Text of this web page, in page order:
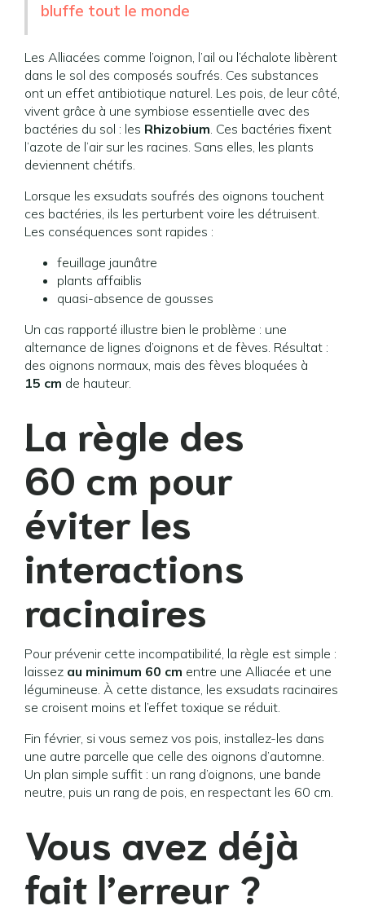
bluffe tout le monde
Les Alliacées comme l’oignon, l’ail ou l’échalote libèrent
dans le sol des composés soufrés. Ces substances
ont un effet antibiotique naturel. Les pois, de leur côté,
vivent grâce à une symbiose essentielle avec des
bactéries du sol : les Rhizobium. Ces bactéries fixent
l’azote de l’air sur les racines. Sans elles, les plants
deviennent chétifs.
Lorsque les exsudats soufrés des oignons touchent
ces bactéries, ils les perturbent voire les détruisent.
Les conséquences sont rapides :
feuillage jaunâtre
plants affaiblis
quasi-absence de gousses
Un cas rapporté illustre bien le problème : une
alternance de lignes d’oignons et de fèves. Résultat :
des oignons normaux, mais des fèves bloquées à
15 cm de hauteur.
La règle des
60 cm pour
éviter les
interactions
racinaires
Pour prévenir cette incompatibilité, la règle est simple :
laissez au minimum 60 cm entre une Alliacée et une
légumineuse. À cette distance, les exsudats racinaires
se croisent moins et l’effet toxique se réduit.
Fin février, si vous semez vos pois, installez-les dans
une autre parcelle que celle des oignons d’automne.
Un plan simple suffit : un rang d’oignons, une bande
neutre, puis un rang de pois, en respectant les 60 cm.
Vous avez déjà
fait l’erreur ?